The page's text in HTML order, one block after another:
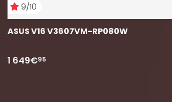
9/10
ASUS V16 V3607VM-RP080W
1 649€95